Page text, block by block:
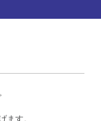
ます。